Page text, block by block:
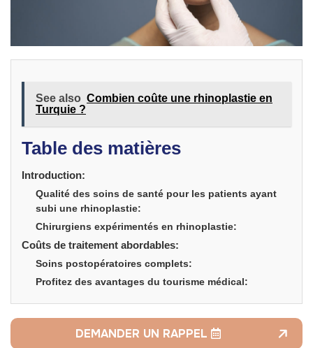
See also Combien coûte une rhinoplastie en
Turquie ?
Table des matières
Introduction:
Qualité des soins de santé pour les patients ayant
subi une rhinoplastie:
Chirurgiens expérimentés en rhinoplastie:
Coûts de traitement abordables:
Soins postopératoires complets:
Profitez des avantages du tourisme médical:
DEMANDER UN RAPPEL